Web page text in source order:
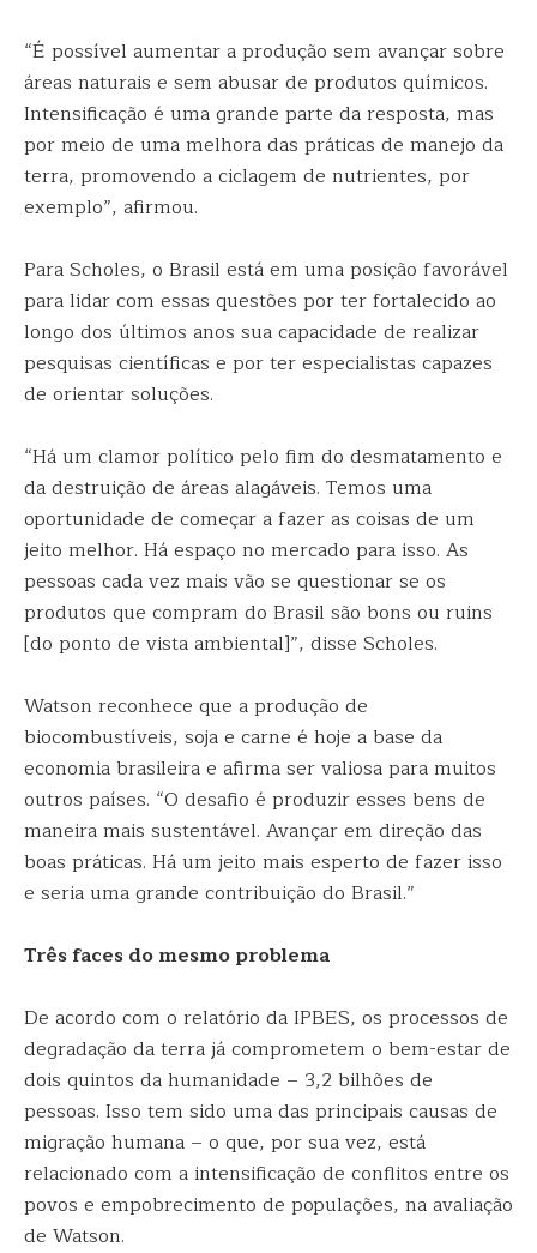
“É possível aumentar a produção sem avançar sobre
áreas naturais e sem abusar de produtos químicos.
Intensificação é uma grande parte da resposta, mas
por meio de uma melhora das práticas de manejo da
terra, promovendo a ciclagem de nutrientes, por
exemplo”, afirmou.
Para Scholes, o Brasil está em uma posição favorável
para lidar com essas questões por ter fortalecido ao
longo dos últimos anos sua capacidade de realizar
pesquisas científicas e por ter especialistas capazes
de orientar soluções.
“Há um clamor político pelo fim do desmatamento e
da destruição de áreas alagáveis. Temos uma
oportunidade de começar a fazer as coisas de um
jeito melhor. Há espaço no mercado para isso. As
pessoas cada vez mais vão se questionar se os
produtos que compram do Brasil são bons ou ruins
[do ponto de vista ambiental]”, disse Scholes.
Watson reconhece que a produção de
biocombustíveis, soja e carne é hoje a base da
economia brasileira e afirma ser valiosa para muitos
outros países. “O desafio é produzir esses bens de
maneira mais sustentável. Avançar em direção das
boas práticas. Há um jeito mais esperto de fazer isso
e seria uma grande contribuição do Brasil.”
Três faces do mesmo problema
De acordo com o relatório da IPBES, os processos de
degradação da terra já comprometem o bem-estar de
dois quintos da humanidade – 3,2 bilhões de
pessoas. Isso tem sido uma das principais causas de
migração humana – o que, por sua vez, está
relacionado com a intensificação de conflitos entre os
povos e empobrecimento de populações, na avaliação
de Watson.